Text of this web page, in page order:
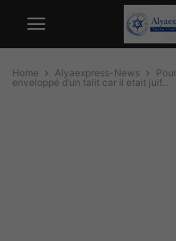
Home Alyaexpress-News
enveloppé d’un talit car il etait juif...